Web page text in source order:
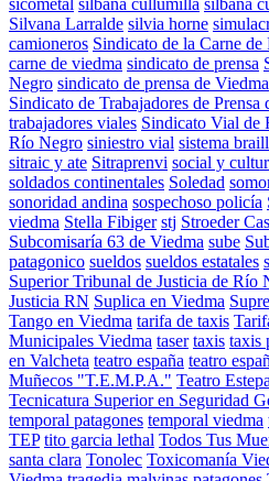
sicometal silbana cullumilla silbana
Silvana Larralde silvia horne
camioneros Sindicato de la Carne
carne de viedma sindicato de prensa
Negro sindicato de prensa de Viedma
Sindicato de Trabajadores de Prensa
trabajadores viales Sindicato Vial de
Río Negro siniestro vial sistema
sitraic y ate Sitraprenvi social y
soldados continentales Soledad
sonoridad andina sospechoso policía
viedma Stella Fibiger stj Stroeder
Subcomisaría 63 de Viedma sube
patagonico sueldos sueldos estatales
Superior Tribunal de Justicia de Río
Justicia RN Suplica en Viedma
Tango en Viedma tarifa de taxis
Municipales Viedma taser taxis taxis
en Valcheta teatro españa teatro
Muñecos "T.E.M.P.A." Teatro
Tecnicatura Superior en Seguridad
temporal patagones temporal viedma
TEP tito garcia lethal Todos Tus
santa clara Tonolec Toxicomanía